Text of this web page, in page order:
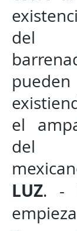
del
el
del
LUZ. -